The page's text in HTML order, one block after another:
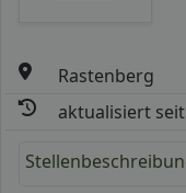
Rastenberg
aktualisiert